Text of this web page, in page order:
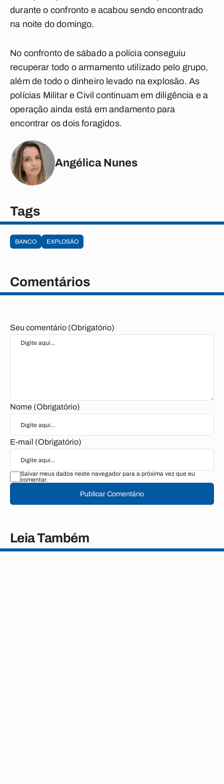
durante o confronto e acabou sendo encontrado
na noite do domingo.
No confronto de sábado a polícia conseguiu
recuperar todo o armamento utilizado pelo grupo,
além de todo o dinheiro levado na explosão. As
polícias Militar e Civil continuam em diligência e a
operação ainda está em andamento para
encontrar os dois foragidos.
Angélica Nunes
Tags
BANCO EXPLOSÃO
Comentários
Seu comentário (Obrigatório)
Nome (Obrigatório)
E-mail (Obrigatório)
Salvar meus dados neste navegador para a próxima vez que eu
comentar.
Publicar Comentário
Leia Também